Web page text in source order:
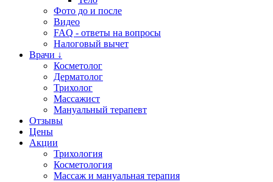
Фото до и после
Видео
FAQ - ответы на вопросы
Налоговый вычет
Врачи ↓
Косметолог
Дерматолог
Трихолог
Массажист
Мануальный терапевт
Отзывы
Цены
Акции
Трихология
Косметология
Массаж и мануальная терапия